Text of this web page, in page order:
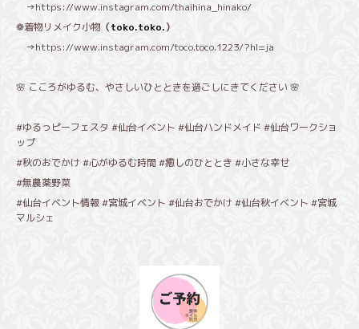
→https://www.instagram.com/thaihina_hinako/
❁着物リメイク小物 （toko.toko.）
→https://www.instagram.com/toco.toco.1223/?hl=ja
🌸 こころがゆるむ、やさしいひとときを過ごしにきてください 🌸
#ゆるっピーフェスタ #仙台イベント #仙台ハンドメイド #仙台ワークショ
ップ
#秋のおでかけ #心がゆるむ時間 #癒しのひととき #小さな幸せ
#無農薬野菜
#仙台イベント情報 #宮城イベント #仙台おでかけ #仙台秋イベント #宮城
マルシェ